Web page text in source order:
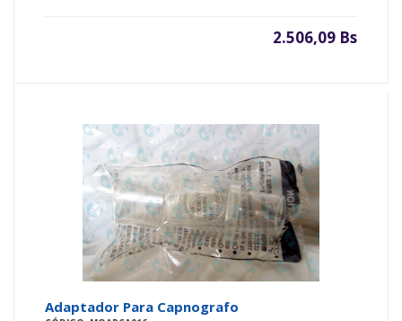
2.506,09 Bs
Adaptador Para Capnografo